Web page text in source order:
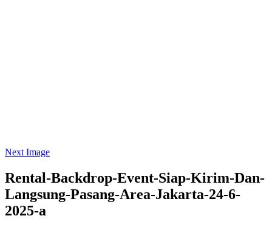
Next Image
Rental-Backdrop-Event-Siap-Kirim-Dan-
Langsung-Pasang-Area-Jakarta-24-6-
2025-a